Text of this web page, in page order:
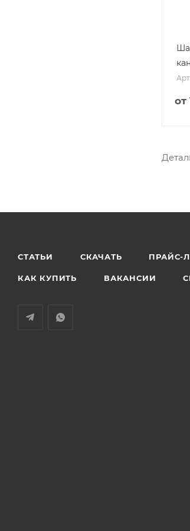
от
СТАТЬИ СКАЧАТЬ ПРАЙС-
КАК КУПИТЬ ВАКАНСИИ